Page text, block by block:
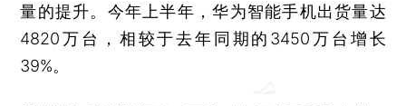
量的提升。今年上半年，华为智能手机出货量达
4820万台，相较于去年同期的3450万台增长
39%。